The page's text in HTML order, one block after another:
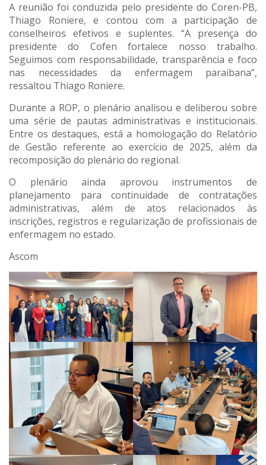
A reunião foi conduzida pelo presidente do Coren-PB,
Thiago Roniere, e contou com a participação de
conselheiros efetivos e suplentes. “A presença do
presidente do Cofen fortalece nosso trabalho.
Seguimos com responsabilidade, transparência e foco
nas necessidades da enfermagem paraibana”,
ressaltou Thiago Roniere.
Durante a ROP, o plenário analisou e deliberou sobre
uma série de pautas administrativas e institucionais.
Entre os destaques, está a homologação do Relatório
de Gestão referente ao exercício de 2025, além da
recomposição do plenário do regional.
O plenário ainda aprovou instrumentos de
planejamento para continuidade de contratações
administrativas, além de atos relacionados às
inscrições, registros e regularização de profissionais de
enfermagem no estado.
Ascom